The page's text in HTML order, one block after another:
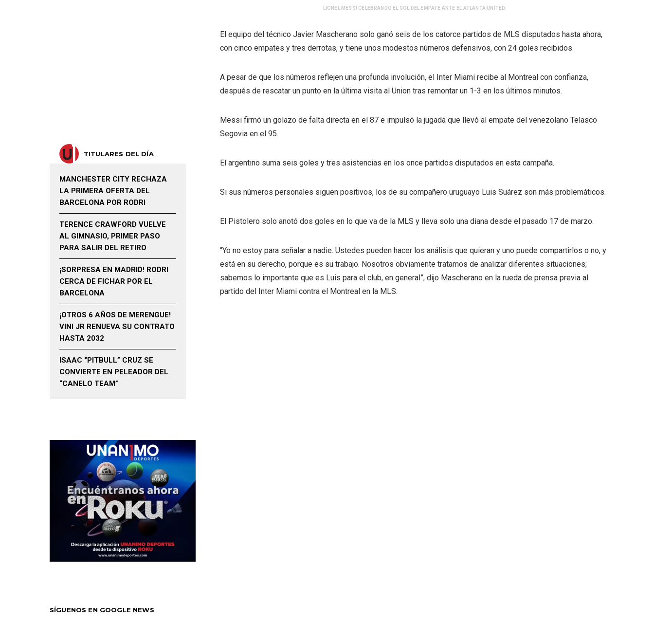
LIONEL MESSI CELEBRANDO EL GOL DEL EMPATE ANTE EL ATLANTA UNITED.
El equipo del técnico Javier Mascherano solo ganó seis de los catorce partidos de MLS disputados hasta ahora,
con cinco empates y tres derrotas, y tiene unos modestos números defensivos, con 24 goles recibidos.
A pesar de que los números reflejen una profunda involución, el Inter Miami recibe al Montreal con confianza,
después de rescatar un punto en la última visita al Union tras remontar un 1-3 en los últimos minutos.
Messi firmó un golazo de falta directa en el 87 e impulsó la jugada que llevó al empate del venezolano Telasco
Segovia en el 95.
El argentino suma seis goles y tres asistencias en los once partidos disputados en esta campaña.
Si sus números personales siguen positivos, los de su compañero uruguayo Luis Suárez son más problemáticos.
El Pistolero solo anotó dos goles en lo que va de la MLS y lleva solo una diana desde el pasado 17 de marzo.
“Yo no estoy para señalar a nadie. Ustedes pueden hacer los análisis que quieran y uno puede compartirlos o no, y
está en su derecho, porque es su trabajo. Nosotros obviamente tratamos de analizar diferentes situaciones;
sabemos lo importante que es Luis para el club, en general”, dijo Mascherano en la rueda de prensa previa al
partido del Inter Miami contra el Montreal en la MLS.
TITULARES DEL DÍA
MANCHESTER CITY RECHAZA
LA PRIMERA OFERTA DEL
BARCELONA POR RODRI
TERENCE CRAWFORD VUELVE
AL GIMNASIO, PRIMER PASO
PARA SALIR DEL RETIRO
¡SORPRESA EN MADRID! RODRI
CERCA DE FICHAR POR EL
BARCELONA
¡OTROS 6 AÑOS DE MERENGUE!
VINI JR RENUEVA SU CONTRATO
HASTA 2032
ISAAC “PITBULL” CRUZ SE
CONVIERTE EN PELEADOR DEL
“CANELO TEAM”
SÍGUENOS EN GOOGLE NEWS